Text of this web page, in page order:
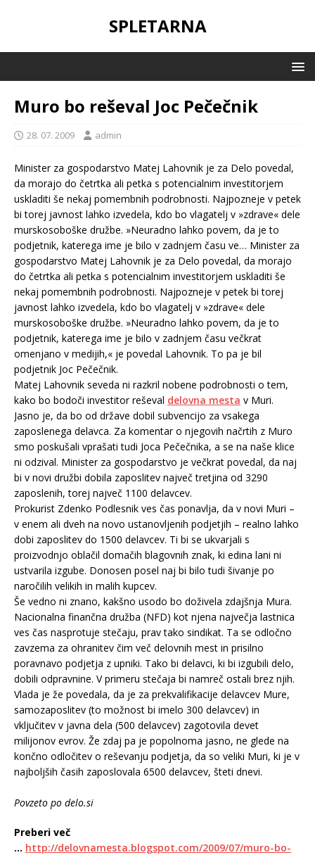
SPLETARNA
Muro bo reševal Joc Pečečnik
28. 07. 2009 admin
Minister za gospodarstvo Matej Lahovnik je za Delo povedal,
da morajo do četrtka ali petka s potencialnim investitorjem
uskladiti še nekaj pomembnih podrobnosti. Najpozneje v petek
bi torej javnost lahko izvedela, kdo bo vlagatelj v »zdrave« dele
murskosoboške družbe. »Neuradno lahko povem, da je to
podjetnik, katerega ime je bilo v zadnjem času ve… Minister za
gospodarstvo Matej Lahovnik je za Delo povedal, da morajo
do četrtka ali petka s potencialnim investitorjem uskladiti še
nekaj pomembnih podrobnosti. Najpozneje v petek bi torej
javnost lahko izvedela, kdo bo vlagatelj v »zdrave« dele
murskosoboške družbe. »Neuradno lahko povem, da je to
podjetnik, katerega ime je bilo v zadnjem času večkrat
omenjano v medijih,« je povedal Lahovnik. To pa je bil
podjetnik Joc Pečečnik.
Matej Lahovnik seveda ni razkril nobene podrobnosti o tem,
kako bo bodoči investitor reševal delovna mesta v Muri.
Jasno je, da bo od države dobil subvencijo za vsakega
zaposlenega delavca. Za komentar o njegovih načrtih z Muro
smo poskušali vprašati tudi Joca Pečečnika, a se na naše klice
ni odzival. Minister za gospodarstvo je večkrat povedal, da naj
bi v novi družbi dobila zaposlitev največ tretjina od 3290
zaposlenih, torej največ 1100 delavcev.
Prokurist Zdenko Podlesnik ves čas ponavlja, da v novi Muri –
v enem ali dveh na novo ustanovljenih podjetjih – realno lahko
dobi zaposlitev do 1500 delavcev. Ti bi se ukvarjali s
proizvodnjo oblačil domačih blagovnih znak, ki edina lani ni
ustvarila izgube. Donosen posel naj bi bilo tudi šivanje po
naročilih velikih in malih kupcev.
Še vedno ni znano, kakšno usodo bo doživela zdajšnja Mura.
Nacionalna finančna družba (NFD) kot njena največja lastnica
ves čas nasprotuje stečaju, prav tako sindikat. Ta se odločno
zavzema za ohranitev čim več delovnih mest in prisilno
poravnavo podjetja z upniki. Tako bi delavci, ki bi izgubili delo,
dobili odpravnine. V primeru stečaja bi namreč ostali brez njih.
Vlada je že povedala, da je za prekvalifikacije delavcev Mure,
samozaposlitev (to možnost bi imelo 300 delavcev) in
vključitev v javna dela (500 delavcev) zagotovila devet
milijonov evrov. Že zdaj pa je popolnoma jasno, ne glede na
končno odločitev o reševanju podjetja, da so veliki Muri, ki je v
najboljših časih zaposlovala 6500 delavcev, šteti dnevi.
Povzeto po delo.si
Preberi več
… http://delovnamesta.blogspot.com/2009/07/muro-bo-